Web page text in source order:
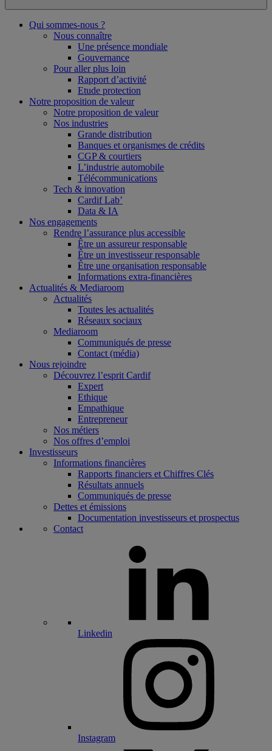
Qui sommes-nous ?
Nous connaître
Une présence mondiale
Gouvernance
Pour aller plus loin
Rapport d’activité
Etude protection
Notre proposition de valeur
Notre proposition de valeur
Nos industries
Grande distribution
Banques et organismes de crédits
CGP & courtiers
L’industrie automobile
Télécommunications
Tech & innovation
Cardif Lab’
Data & IA
Nos engagements
Rendre l’assurance plus accessible
Être un assureur responsable
Être un investisseur responsable
Être une organisation responsable
Informations extra-financières
Actualités & Mediaroom
Actualités
Toutes les actualités
Réseaux sociaux
Mediaroom
Communiqués de presse
Contact (média)
Nous rejoindre
Découvrez l’esprit Cardif
Expert
Ethique
Empathique
Entrepreneur
Nos métiers
Nos offres d’emploi
Investisseurs
Informations financières
Rapports financiers et Chiffres Clés
Résultats annuels
Communiqués de presse
Dettes et émissions
Documentation investisseurs et prospectus
Contact
Linkedin
Instagram